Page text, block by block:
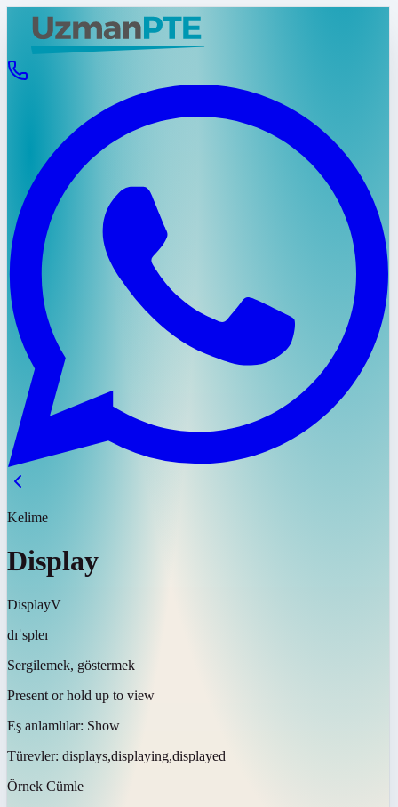
Kelime
Display
DisplayV
dɪˈspleɪ
Sergilemek, göstermek
Present or hold up to view
Eş anlamlılar: Show
Türevler: displays,displaying,displayed
Örnek Cümle